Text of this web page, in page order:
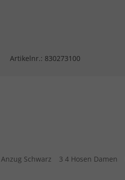
Artikelnr.: 830273100
Anzug Schwarz 3 4 Hosen Damen